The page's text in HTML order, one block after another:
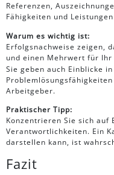
Referenzen,
Fähigkeiten und
Warum es wichtig ist:
Erfolgsnachweise zeigen,
und einen Mehrwert für
Sie geben auch Einblicke
Arbeitgeber.
Praktischer Tipp:
Konzentrieren Sie sich auf
Verantwortlichkeiten. Ein
darstellen kann, ist
Fazit